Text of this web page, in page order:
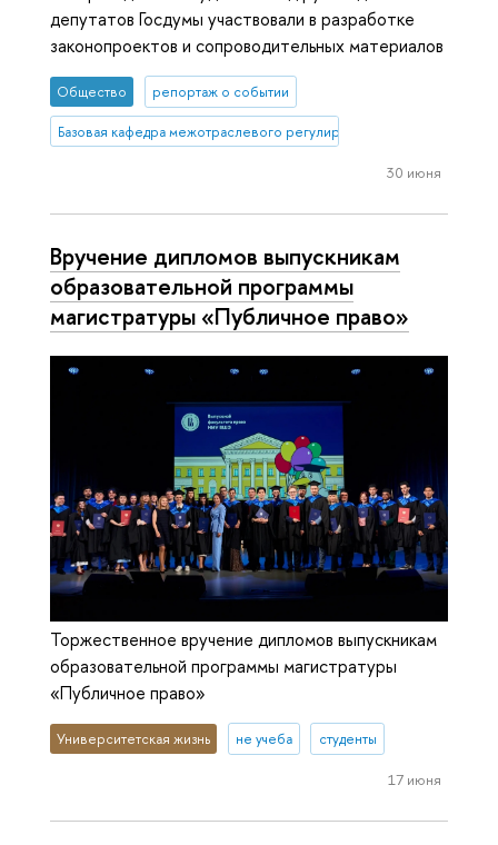
депутатов Госдумы участвовали в разработке
законопроектов и сопроводительных материалов
Общество репортаж о событии
Базовая кафедра межотраслевого регулирования
30 июня
Вручение дипломов выпускникам
образовательной программы
магистратуры «Публичное право»
Торжественное вручение дипломов выпускникам
образовательной программы магистратуры
«Публичное право»
Университетская жизнь не учеба студенты
17 июня